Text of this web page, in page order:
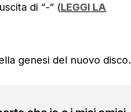
di “-” (LEGGI LA
genesi del nuovo disco.